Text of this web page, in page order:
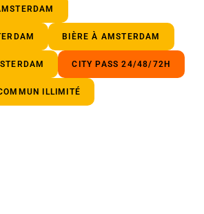
BIÈRE À AMSTERDAM
CITY PASS 24/48/72H
ILLIMITÉ